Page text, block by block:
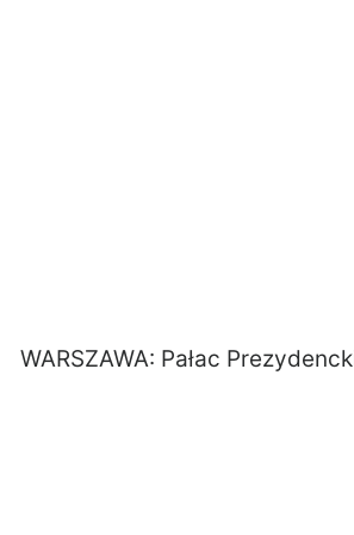
WARSZAWA: Pałac